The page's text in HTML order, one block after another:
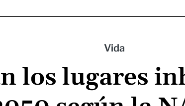
Vida
los lugares